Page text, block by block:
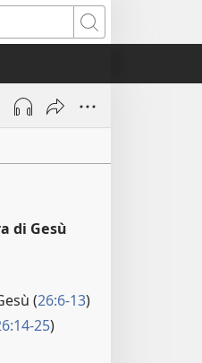
Cerca
di Gesù
(26:6-13)
25)